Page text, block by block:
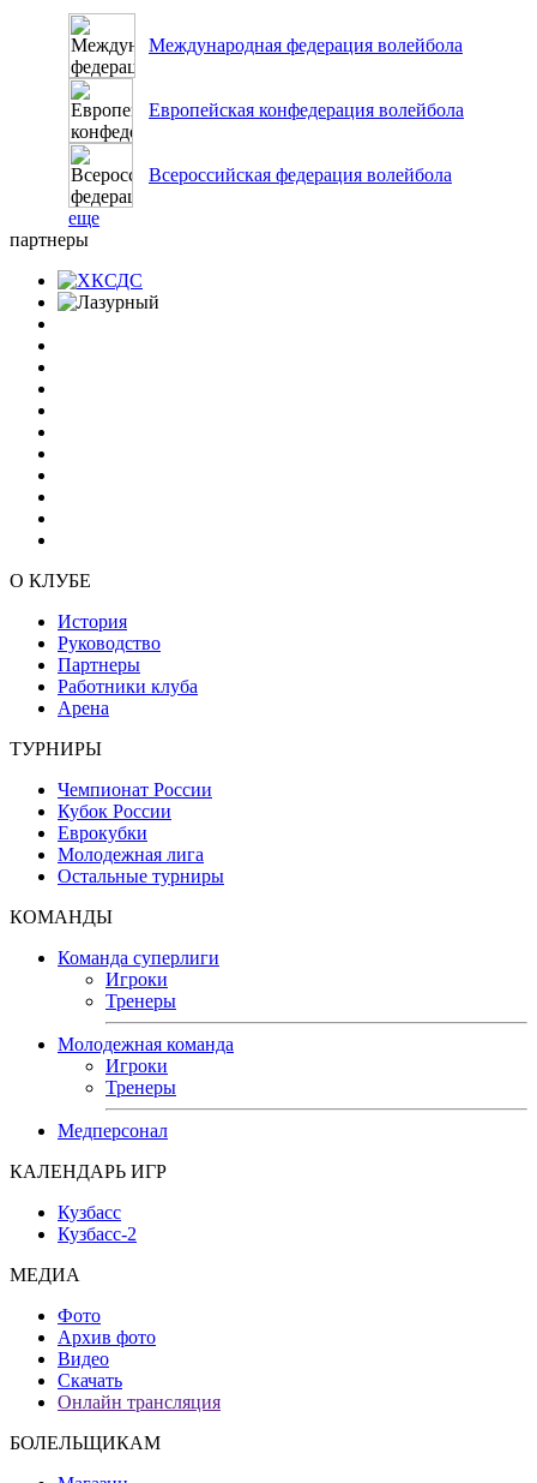
Международная федерация волейбола
Европейская конфедерация волейбола
Всероссийская федерация волейбола
еще
партнеры
О КЛУБЕ
История
Руководство
Партнеры
Работники клуба
Арена
ТУРНИРЫ
Чемпионат России
Кубок России
Еврокубки
Молодежная лига
Остальные турниры
КОМАНДЫ
Команда суперлиги
Игроки
Тренеры
Молодежная команда
Игроки
Тренеры
Медперсонал
КАЛЕНДАРЬ ИГР
Кузбасс
Кузбасс-2
МЕДИА
Фото
Архив фото
Видео
Скачать
Онлайн трансляция
БОЛЕЛЬЩИКАМ